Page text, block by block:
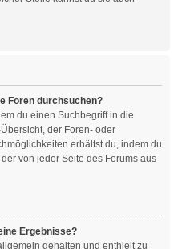
Foren durchsuchen?
du einen Suchbegriff in die
der Foren- oder
erhältst du, indem du
von jeder Seite des Forums aus
Ergebnisse?
gehalten und enthielt zu